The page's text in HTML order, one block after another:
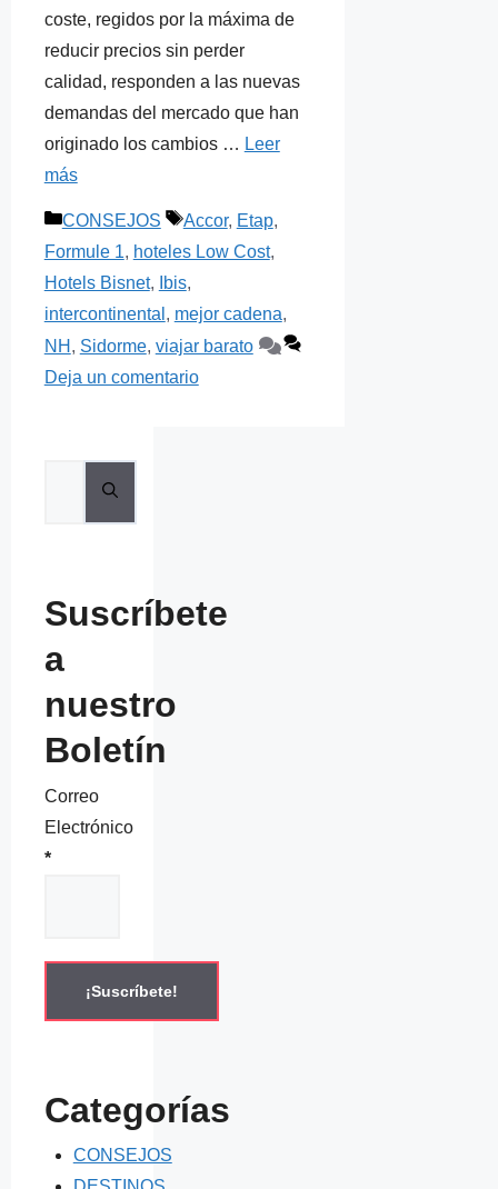
coste, regidos por la máxima de
reducir precios sin perder
calidad, responden a las nuevas
demandas del mercado que han
originado los cambios … Leer
más
Categorías
CONSEJOS Etiquetas
Accor, Etap,
Formule 1, hoteles Low Cost,
Hotels Bisnet, Ibis,
intercontinental , mejor cadena,
NH , Sidorme, viajar barato
Deja un comentario
Suscríbete
a
nuestro
Boletín
Correo
Electrónico
*
Categorías
CONSEJOS